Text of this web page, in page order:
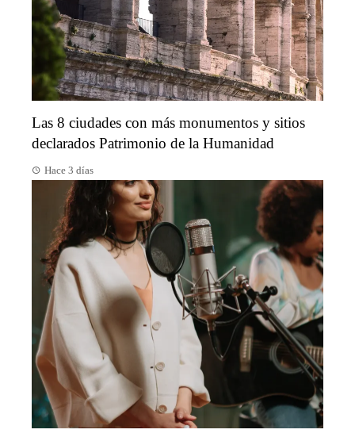
Las 8 ciudades con más monumentos y sitios
declarados Patrimonio de la Humanidad
Hace 3 días